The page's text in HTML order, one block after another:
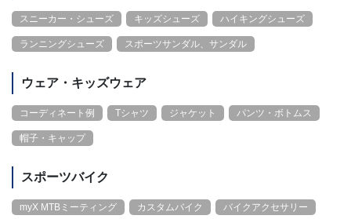
スニーカー・シューズ キッズシューズ ハイキングシューズ
ランニングシューズ スポーツサンダル、サンダル
ウェア・キッズウェア
コーディネート例 Tシャツ ジャケット パンツ・ボトムス
帽子・キャップ
スポーツバイク
myX MTBミーティング カスタムバイク バイクアクセサリー